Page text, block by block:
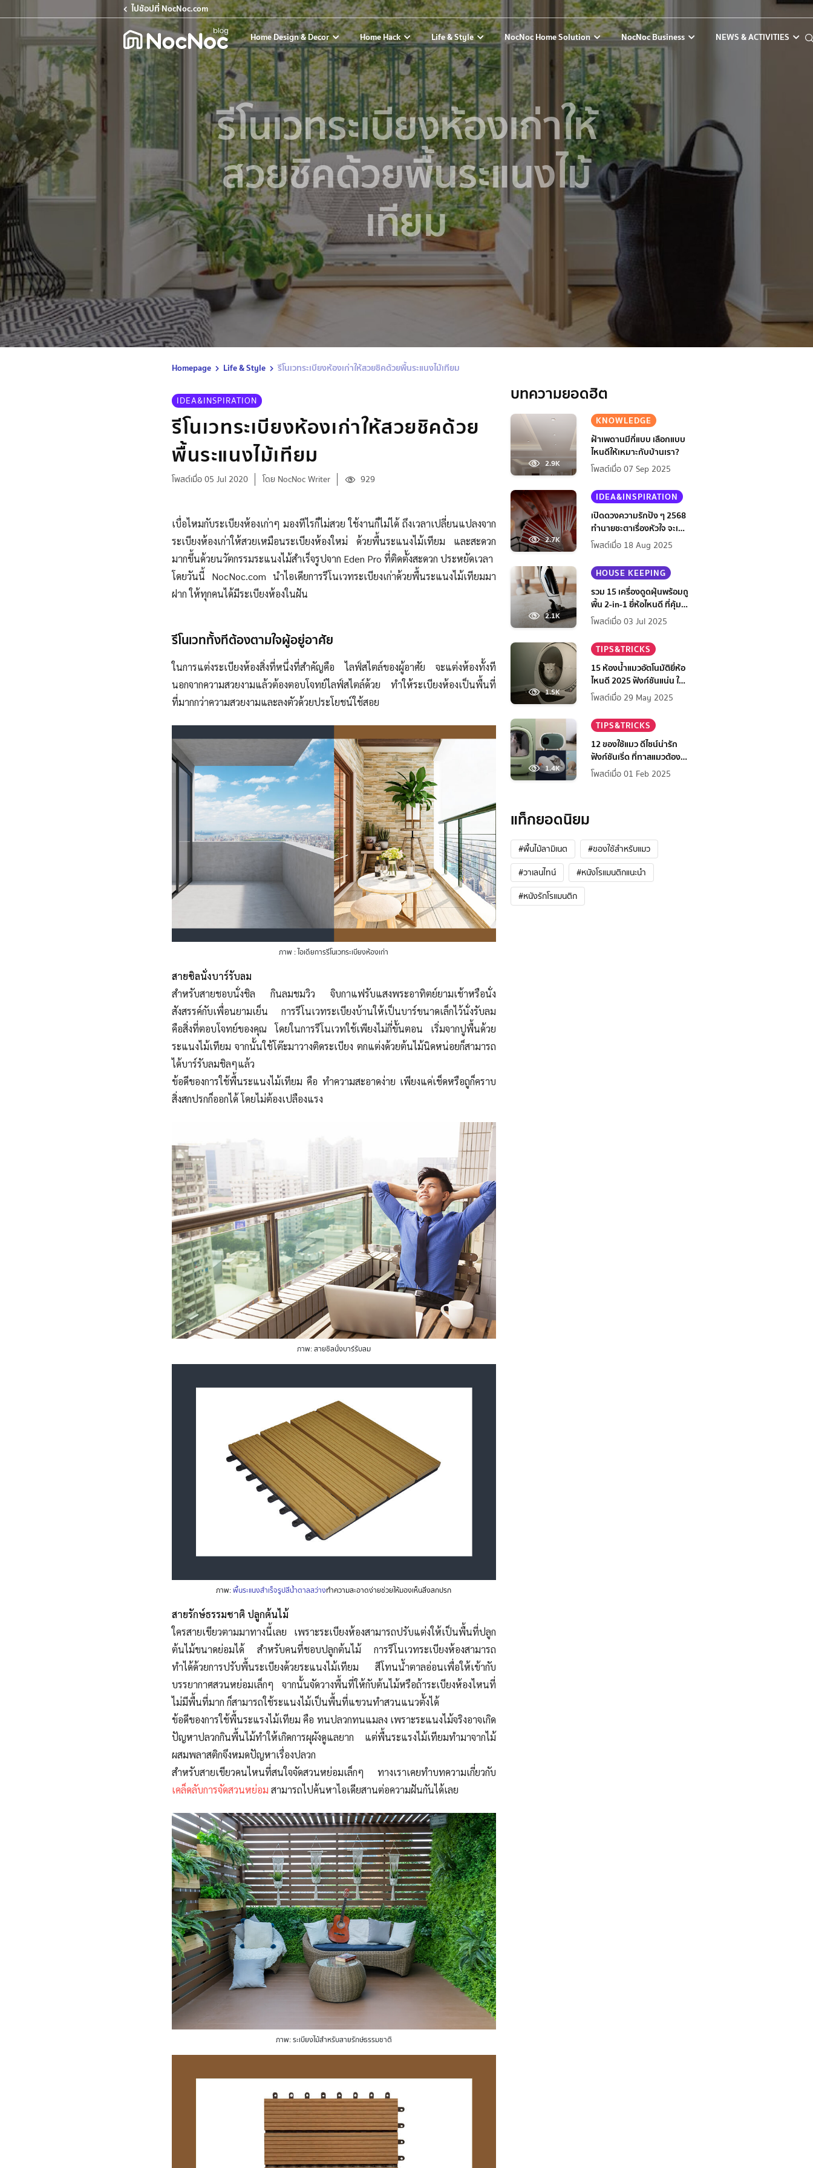
ไปช้อปที่ NocNoc.com
Home Design & Decor Home Hack Life & Style NocNoc Home Solution NocNoc Business NEWS & ACTIVITIES
รีโนเวทระเบียงห้องเก่าให้
สวยชิคด้วยพื้นระแนงไม้
เทียม
Homepage Life & Style รีโนเวทระเบียงห้องเก่าให้สวยชิคด้วยพื้นระแนงไม้เทียม
IDEA&INSPIRATION
รีโนเวทระเบียงห้องเก่าให้สวยชิคด้วย
พื้นระแนงไม้เทียม
โพสต์เมื่อ 05 Jul 2020 โดย NocNoc Writer 929
เบื่อไหมกับระเบียงห้องเก่าๆ มองทีไรก็ไม่สวย ใช้งานก็ไม่ได้ ถึงเวลาเปลี่ยนแปลงจาก
ระเบียงห้องเก่าให้สวยเหมือนระเบียงห้องใหม่ ด้วยพื้นระแนงไม้เทียม และสะดวก
มากขึ้นด้วยนวัตกรรมระแนงไม้สำเร็จรูปจาก Eden Pro ที่ติดตั้งสะดวก ประหยัดเวลา
โดยวันนี้ NocNoc.com นำไอเดียการรีโนเวทระเบียงเก่าด้วยพื้นระแนงไม้เทียมมา
ฝาก ให้ทุกคนได้มีระเบียงห้องในฝัน
รีโนเวททั้งทีต้องตามใจผู้อยู่อาศัย
ในการแต่งระเบียงห้องสิ่งที่หนึ่งที่สำคัญคือ ไลฟ์สไตล์ของผู้อาศัย จะแต่งห้องทั้งที
นอกจากความสวยงามแล้วต้องตอบโจทย์ไลฟ์สไตล์ด้วย ทำให้ระเบียงห้องเป็นพื้นที่
ที่มากกว่าความสวยงามและลงตัวด้วยประโยชน์ใช้สอย
ภาพ : ไอเดียการรีโนเวทระเบียงห้องเก่า
สายชิลนั่งบาร์รับลม
สำหรับสายชอบนั่งชิล กินลมชมวิว จิบกาแฟรับแสงพระอาทิตย์ยามเช้าหรือนั่ง
สังสรรค์กับเพื่อนยามเย็น การรีโนเวทระเบียงบ้านให้เป็นบาร์ขนาดเล็กไว้นั่งรับลม
คือสิ่งที่ตอบโจทย์ของคุณ โดยในการรีโนเวทใช้เพียงไม่กี่ขั้นตอน เริ่มจากปูพื้นด้วย
ระแนงไม้เทียม จากนั้นใช้โต๊ะมาวางติดระเบียง ตกแต่งด้วยต้นไม้นิดหน่อยก็สามารถ
ได้บาร์รับลมชิลๆแล้ว
ข้อดีของการใช้พื้นระแนงไม้เทียม คือ ทำความสะอาดง่าย เพียงแค่เช็ดหรือถูก็คราบ
สิ่งสกปรกก็ออกได้ โดยไม่ต้องเปลืองแรง
ภาพ: สายชิลนั่งบาร์รับลม
ภาพ:พื้นระแนงสำเร็จรูปสีน้ำตาลสว่างทำความสะอาดง่ายช่วยให้มองเห็นสิ่งสกปรก
สายรักษ์ธรรมชาติ ปลูกต้นไม้
ใครสายเขียวตามมาทางนี้เลย เพราะระเบียงห้องสามารถปรับแต่งให้เป็นพื้นที่ปลูก
ต้นไม้ขนาดย่อมได้ สำหรับคนที่ชอบปลูกต้นไม้ การรีโนเวทระเบียงห้องสามารถ
ทำได้ด้วยการปรับพื้นระเบียงด้วยระแนงไม้เทียม สีโทนน้ำตาลอ่อนเพื่อให้เข้ากับ
บรรยากาศสวนหย่อมเล็กๆ จากนั้นจัดวางพื้นที่ให้กับต้นไม้หรือถ้าระเบียงห้องไหนที่
ไม่มีพื้นที่มาก ก็สามารถใช้ระแนงไม้เป็นพื้นที่แขวนทำสวนแนวตั้งได้
ข้อดีของการใช้พื้นระแรงไม้เทียม คือ ทนปลวกทนแมลง เพราะระแนงไม้จริงอาจเกิด
ปัญหาปลวกกินพื้นไม้ทำให้เกิดการผุผังดูแลยาก แต่พื้นระแรงไม้เทียมทำมาจากไม้
ผสมพลาสติกจึงหมดปัญหาเรื่องปลวก
สำหรับสายเขียวคนไหนที่สนใจจัดสวนหย่อมเล็กๆ ทางเราเคยทำบทความเกี่ยวกับ
เคล็ดลับการจัดสวนหย่อม สามารถไปค้นหาไอเดียสานต่อความฝันกันได้เลย
ภาพ: ระเบียงไม้สำหรับสายรักษ์ธรรมชาติ
บทความยอดฮิต
2.9K
KNOWLEDGE
ฝ้าเพดานมีกี่แบบ เลือกแบบ
ไหนดีให้เหมาะกับบ้านเรา?
โพสต์เมื่อ 07 Sep 2025
2.7K
IDEA&INSPIRATION
เปิดดวงความรักปัง ๆ 2568
ทำนายชะตาเรื่องหัวใจ จะเป็น
ยังไงนะ
โพสต์เมื่อ 18 Aug 2025
2.1K
HOUSE KEEPING
รวม 15 เครื่องดูดฝุ่นพร้อมถู
พื้น 2-in-1 ยี่ห้อไหนดี ที่คุ้ม
ที่สุดในปี 2568
โพสต์เมื่อ 03 Jul 2025
1.5K
TIPS&TRICKS
15 ห้องน้ำแมวอัตโนมัติยี่ห้อ
ไหนดี 2025 ฟังก์ชันแน่น ใช้
สบาย สะอาดง่าย เจ้าของ
โพสต์เมื่อ 29 May 2025
1.4K
TIPS&TRICKS
12 ของใช้แมว ดีไซน์น่ารัก
ฟังก์ชันเริ่ด ที่ทาสแมวต้องมี
ไว้มัดใจเจ้านาย
โพสต์เมื่อ 01 Feb 2025
แท็กยอดนิยม
#พื้นไม้ลามิเนต
#ของใช้สำหรับแมว
#วาเลนไทน์
#หนังโรแมนติกแนะนํา
#หนังรักโรแมนติก